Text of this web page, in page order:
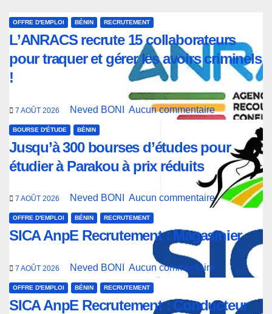
OFFRE D'EMPLOI BÉNIN RECRUTEMENT
L’ANRACS recrute 15 collaborateurs
pour traquer et gérer les avoirs criminels
!
7 AOÛT 2026 Neved BONI Aucun commentaire
BOURSE D'ÉTUDE BÉNIN
Jusqu’à 300 bourses d’études pour
étudier à Parakou à prix réduits
7 AOÛT 2026 Neved BONI Aucun commentaire
OFFRE D'EMPLOI BÉNIN RECRUTEMENT
SICA AnpE Recrutement : Magasinier
7 AOÛT 2026 Neved BONI Aucun commentaire
OFFRE D'EMPLOI BÉNIN RECRUTEMENT
SICA AnpE Recrutement : Conducteur